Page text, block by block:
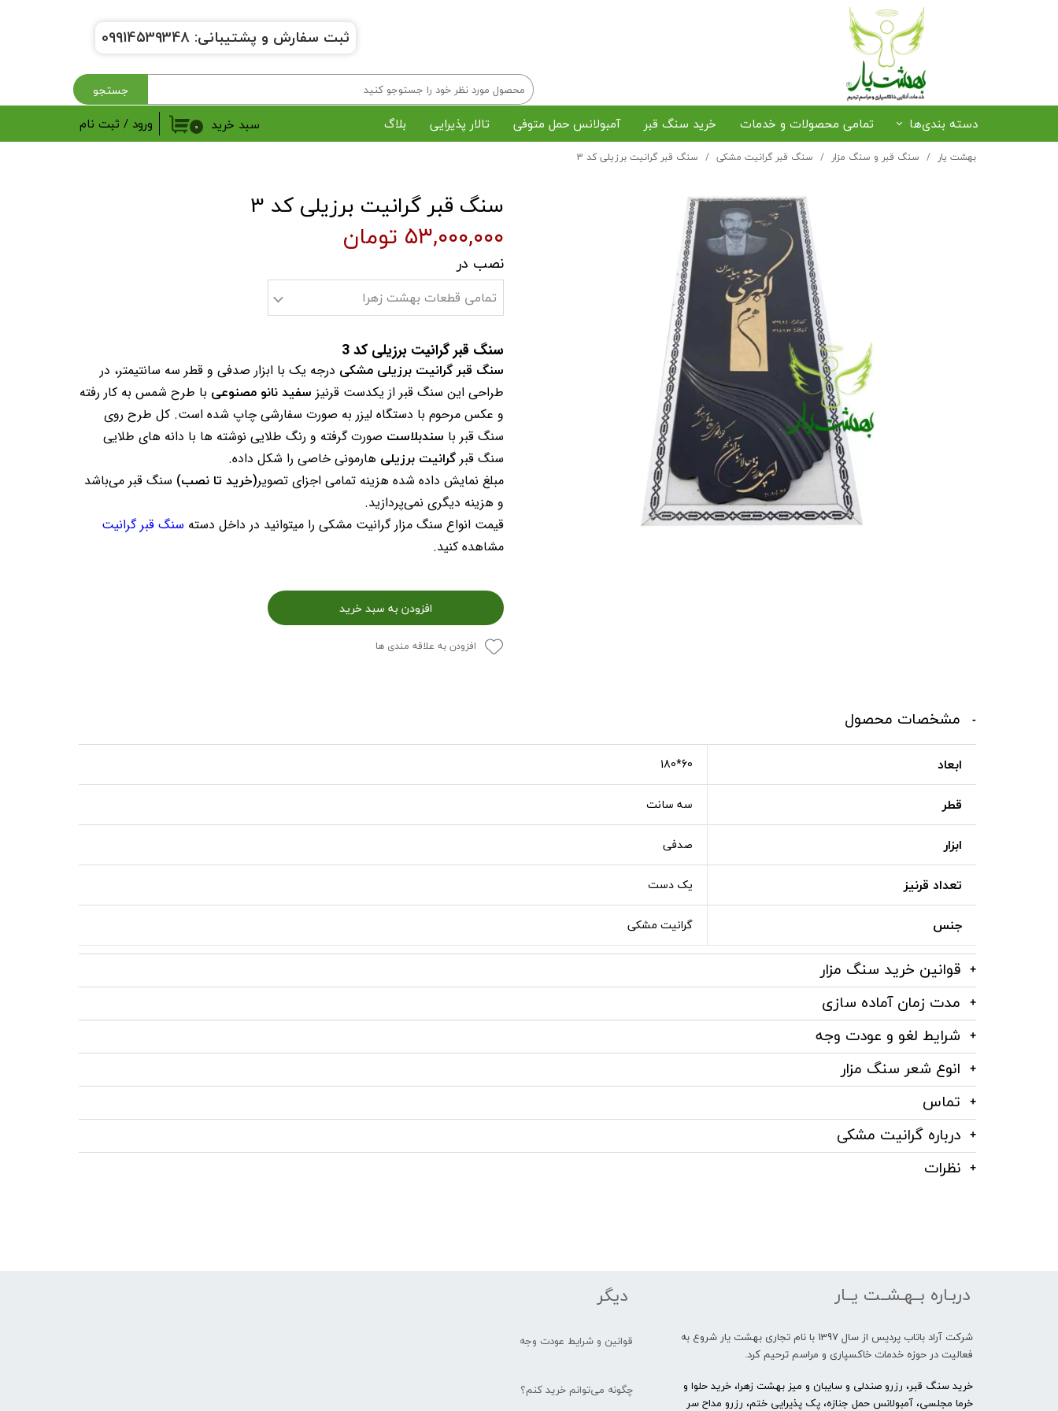
جستجو
دسته بندی‌ها
رزرو صندلی و سایبان خرید تاج گل
چاپ بنر و استند
ترخیص متوفی از فرودگاه
پذیرش و خاکسپاری در بهشت زهرا
مراسم ختم آنلاین
تمامی محصولات و خدمات خرید سنگ قبر آمبولانس حمل متوفی تالار پذیرایی بلاگ ۰ سبد خرید ورود / ثبت نام
ثبت سفارش و پشتیبانی: 09914539348
بهشت یار سنگ قبر و سنگ مزار سنگ قبر گرانیت مشکی سنگ قبر گرانیت برزیلی کد 3
سنگ قبر گرانیت برزیلی کد 3
۵۳,۰۰۰,۰۰۰ تومان
سنگ قبر گرانیت برزیلی کد 3
سنگ قبر گرانیت برزیلی مشکی درجه یک با ابزار صدفی و قطر سه سانتیمتر، در
طراحی این سنگ قبر از یکدست قرنیز سفید نانو مصنوعی با طرح شمس به کار رفته
و عکس مرحوم با دستگاه لیزر به صورت سفارشی چاپ شده است. کل طرح روی
سنگ قبر با سندبلاست صورت گرفته و رنگ طلایی نوشته ها با دانه های طلایی
سنگ قبر گرانیت برزیلی هارمونی خاصی را شکل داده.
مبلغ نمایش داده شده هزینه تمامی اجزای تصویر(خرید تا نصب) سنگ قبر می‌باشد
و هزینه دیگری نمی‌پردازید.
قیمت انواع سنگ مزار گرانیت مشکی را میتوانید در داخل دسته سنگ قبر گرانیت
مشاهده کنید.
نصب در
تمامی قطعات بهشت زهرا
افزودن به سبد خرید
افزودن به علاقه مندی ها
مشخصات محصول
ابعاد 60*180
قطر سه سانت
ابزار صدفی
تعداد قرنیز یک دست
جنس گرانیت مشکی
قوانین خرید سنگ مزار
مدت زمان آماده سازی
شرایط لغو و عودت وجه
انوع شعر سنگ مزار
تماس
درباره گرانیت مشکی
نظرات
دیگر
قوانین و شرایط عودت وجه
چگونه می‌توانم خرید کنم؟
دربـاره بــهـشــت یــار
شرکت آراد باتاب پردیس از سال 1397 با نام تجاری بهشت یار شروع به
فعالیت در حوزه خدمات خاکسپاری و مراسم ترحیم کرد.
خرید سنگ قبر، رزرو صندلی و سایبان و میز بهشت زهرا، خرید حلوا و
خرما مجلسی، آمبولانس حمل جنازه، پک پذیرایی ختم، رزرو مداح سر